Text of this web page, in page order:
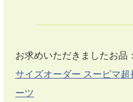
お求めいただきましたお品：
サイズオーダー スーピマ
ーツ